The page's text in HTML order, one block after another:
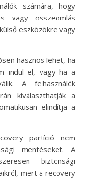
számára, hogy
vagy összeomlás
eszközökre vagy
hasznos lehet, ha
indul el, vagy ha a
A felhasználók
kiválaszthatják a
elindítja a
partíció nem
mentéseket. A
biztonsági
mert a recovery